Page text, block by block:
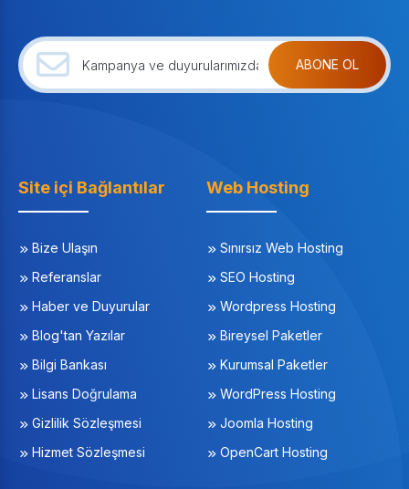
ABONE OL
Site içi Bağlantılar
Bize Ulaşın
Referanslar
Haber ve Duyurular
Blog'tan Yazılar
Bilgi Bankası
Lisans Doğrulama
Gizlilik Sözleşmesi
Hizmet Sözleşmesi
Web Hosting
Sınırsız Web Hosting
SEO Hosting
Wordpress Hosting
Bireysel Paketler
Kurumsal Paketler
WordPress Hosting
Joomla Hosting
OpenCart Hosting